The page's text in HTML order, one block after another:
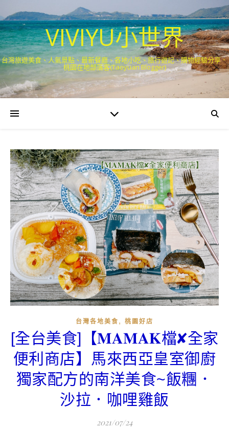
VIVIYU小世界
台灣旅遊美食、人氣景點、最新餐廳、各地小吃、旅行遊記、購物經驗分享．
桃園在地部落客(Taoyuan Blogger)
台灣各地美食 , 桃園好店
[全台美食]【𝐌𝐀𝐌𝐀𝐊檔✘全家
便利商店】馬來西亞皇室御廚
獨家配方的南洋美食~飯糰．
沙拉．咖哩雞飯
2021/07/24